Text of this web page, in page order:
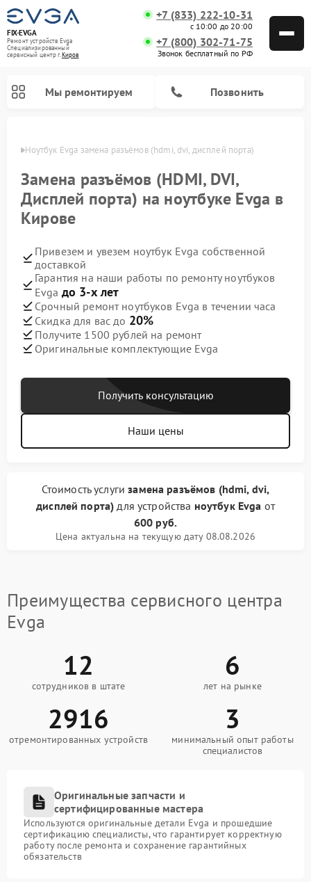
FIX-EVGA
Ремонт устройств Evga
Специализированный
cервисный центр г.Киров
+7 (833) 222-10-31
с 10:00 до 20:00
+7 (800) 302-71-75
Звонок бесплатный по РФ
Мы ремонтируем Позвонить
Ноутбук Evga замена разъёмов (hdmi, dvi, дисплей порта)
Замена разъёмов (HDMI, DVI,
Дисплей порта) на ноутбуке Evga в
Кирове
Привезем и увезем ноутбук Evga собственной
доставкой
Гарантия на наши работы по ремонту ноутбуков
Evga до 3-х лет
Срочный ремонт ноутбуков Evga в течении часа
Скидка для вас до 20%
Получите 1500 рублей на ремонт
Оригинальные комплектующие Evga
Получить консультацию
Наши цены
Стоимость услугизамена разъёмов (hdmi, dvi,
дисплей порта) для устройства ноутбук Evga от
600 руб.
Цена актуальна на текущую дату 08.08.2026
Преимущества сервисного центра
Evga
12
сотрудников в штате
6
лет на рынке
2916
отремонтированных устройств
3
минимальный опыт работы
специалистов
Оригинальные запчасти и
сертифицированные мастера
Используются оригинальные детали Evga и прошедшие
сертификацию специалисты, что гарантирует корректную
работу после ремонта и сохранение гарантийных
обязательств